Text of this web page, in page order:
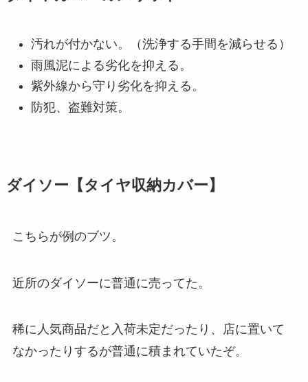
汚れが付かない。（洗浄する手間を減らせる）
雨風泥による劣化を抑える。
紫外線から守り劣化を抑える。
防犯、盗難対策。
ダイソー【タイヤ収納カバー】
こちらが例のブツ。
近所のダイソーに普通に売ってた。
稀に人気商品だと入荷未定だったり、店に置いて
なかったりするが普通に積まれていたぞ。